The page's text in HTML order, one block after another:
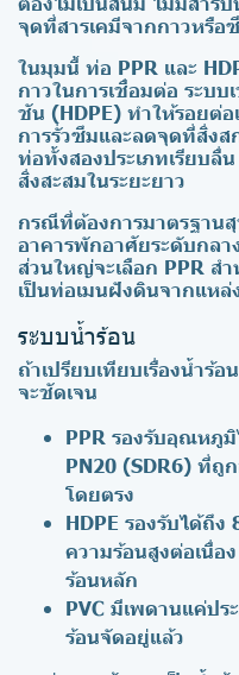
จุดที่สารเคมีจากกาวหรื
ในมุมนี้ ท่อ PPR และ
กาวในการเชื่อมต่อ ระบ
ชัน (HDPE) ทำให้รอยต่อ
การรั่วซึมและลดจุดที่สิ่ง
ท่อทั้งสองประเภทเรียบลื่
สิ่งสะสมในระยะยาว
กรณีที่ต้องการมาตรฐาน
อาคารพักอาศัยระดับกลา
ส่วนใหญ่จะเลือก PPR ส
เป็นท่อเมนฝังดินจากแหล่
ระบบน้ำร้อน
ถ้าเปรียบเทียบเรื่องน้ำร้
จะชัดเจน
PPR รองรับอุณหภูมิ
PN20 (SDR6) ที่ถู
โดยตรง
HDPE รองรับได้ถึง
ความร้อนสูงต่อเนื่อ
ร้อนหลัก
PVC มีเพดานแค่ปร
ร้อนจัดอยู่แล้ว